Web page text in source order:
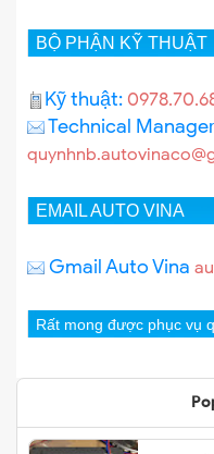
BỘ PHẬN KỸ THUẬT
Kỹ thuật:
Technical
EMAIL AUTO VINA
Gmail Auto Vina
Rất mong được phục vụ